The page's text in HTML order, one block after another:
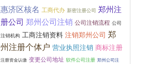
惠济区核名 工商代办 新密注册公司 郑州注
册公司 郑州公司注销 公司注销流程 公司
注销机构 工商注销资料 注销郑州公司 郑
州注册个体户 营业执照注销 商标注册
注册资金认缴 变更公司地址 软件公司注册 郑州公司注